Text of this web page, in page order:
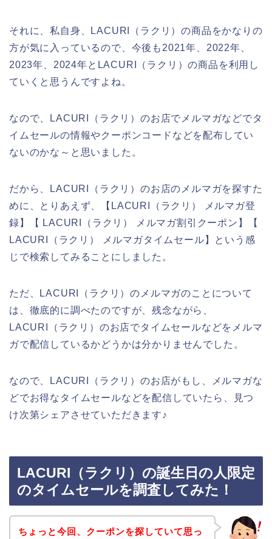
それに、私自身、LACURI（ラクリ）の商品をかなりの
方が気に入っているので、今後も2021年、2022年、
2023年、2024年とLACURI（ラクリ）の商品を利用し
ていくと思うんですよね。
なので、LACURI（ラクリ）のお店でメルマガなどでタ
イムセールの情報やクーポンコードなどを配布してい
ないのかな～と思いました。
だから、LACURI（ラクリ）のお店のメルマガを探すた
めに、とりあえず、【LACURI（ラクリ） メルマガ登
録】【 LACURI（ラクリ） メルマガ割引クーポン】【
LACURI（ラクリ） メルマガタイムセール】という感
じで検索してみることにしました。
ただ、LACURI（ラクリ）のメルマガのことについて
は、徹底的に調べたのですが、残念ながら、
LACURI（ラクリ）のお店でタイムセールなどをメルマ
ガで配信しているかどうかは分かりませんでした。
なので、LACURI（ラクリ）のお店がもし、メルマガな
どでお得なタイムセールなどを配信していたら、見つ
け次第シェアさせていただきます♪
LACURI（ラクリ）の誕生日の人限定
のタイムセールを調査してみた！
ちょっと今回、クーポンを探していて思っ